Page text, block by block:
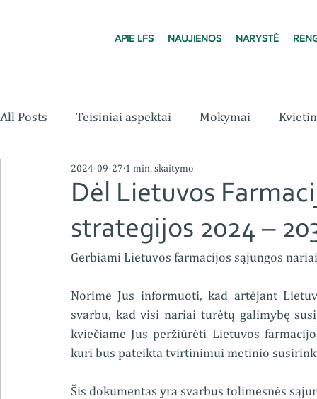
APIE LFS NAUJIENOS NARYSTĖ
All Posts Teisiniai aspektai Mokymai
Dėl Lietuvos
strategijos 2024 –
2024-09-27 1 min. skaitymo
Gerbiami Lietuvos farmacijos sąjungos
Norime Jus informuoti, kad artėjant
svarbu, kad visi nariai turėtų galimybę
kviečiame Jus peržiūrėti Lietuvos
kuri bus pateikta tvirtinimui metinio
Šis dokumentas yra svarbus tolimesnės